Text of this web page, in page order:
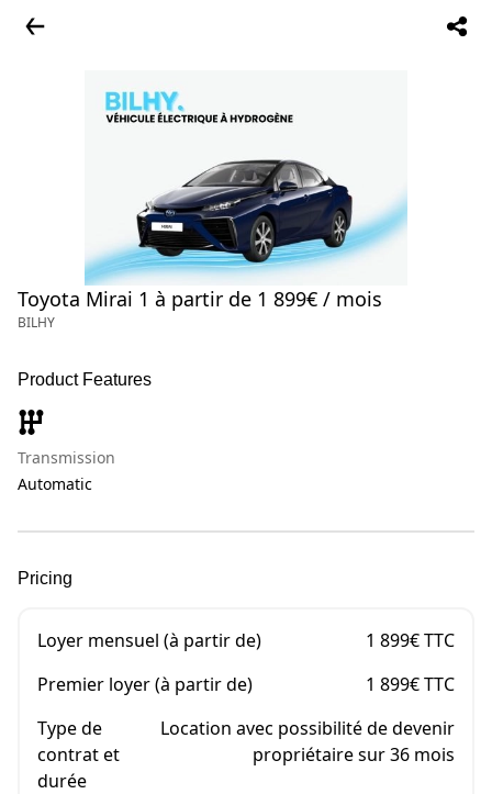
Toyota Mirai 1 à partir de 1 899€ / mois
BILHY
Product Features
Transmission
Automatic
Pricing
Loyer mensuel (à partir de)
1 899€ TTC
Premier loyer (à partir de)
1 899€ TTC
Type de
contrat et
durée
Location avec possibilité de devenir
propriétaire sur 36 mois